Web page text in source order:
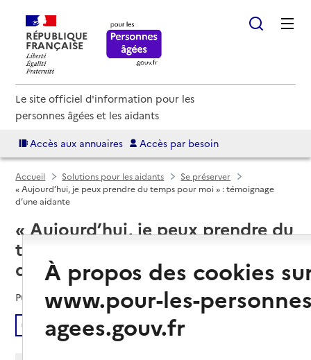
RÉPUBLIQUE
FRANÇAISE
Le site officiel d'information pour les
personnes âgées et les aidants
Accès aux annuaires Accès par besoin
Accueil Solutions pour les aidants
Se préserver
« Aujourd’hui, je peux prendre du temps pour moi » : témoignage
d’une aidante
« Aujourd’hui, je peux prendre du
temps pour moi » : témoignage
d’une aidante
Publié le22/10/2020
Écouter
À propos des cookies
www.pour-les-
agees.gouv.fr